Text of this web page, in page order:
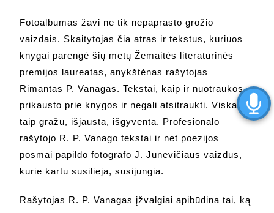
Fotoalbumas žavi ne tik nepaprasto grožio
vaizdais. Skaitytojas čia atras ir tekstus, kuriuos
knygai parengė šių metų Žemaitės literatūrinės
premijos laureatas, anykštėnas rašytojas
Rimantas P. Vanagas. Tekstai, kaip ir nuotraukos
prikausto prie knygos ir negali atsitraukti. Viskas
taip gražu, išjausta, išgyventa. Profesionalo
rašytojo R. P. Vanago tekstai ir net poezijos
posmai papildo fotografo J. Junevičiaus vaizdus,
kurie kartu susilieja, susijungia.
Rašytojas R. P. Vanagas įžvalgiai apibūdina tai, ką